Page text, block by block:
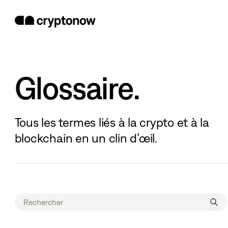
Glossaire.
Tous les termes liés à la crypto et à la
blockchain en un clin d’œil.